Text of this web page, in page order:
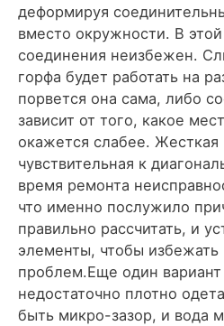
деформируя
вместо окружности. В
соединения неизбежен.
горфа будет работать на
порвется она сама, либо
зависит от того, какое
окажется слабее. Жесткая
чувствительная к
время ремонта
что именно послужило
правильно рассчитать, и
элементы, чтобы избежать
проблем.Еще один вариант
недостаточно плотно
быть микро-зазор, и вода